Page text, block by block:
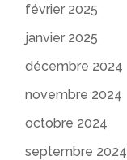
février 2025
janvier 2025
décembre 2024
novembre 2024
octobre 2024
septembre 2024